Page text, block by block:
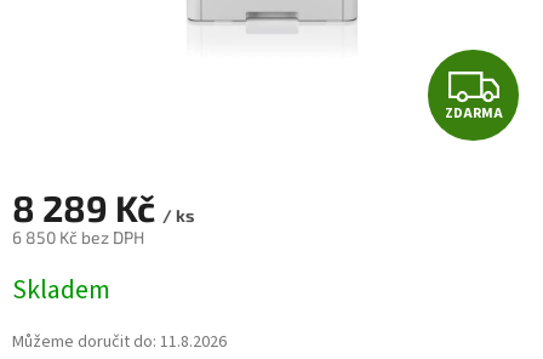
Z
D
ZDARMA
8 289 Kč / ks
6 850 Kč bez DPH
cena:
Skladem
Můžeme doručit do: 11.8.2026